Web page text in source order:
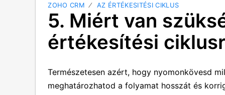
ZOHO CRM AZ ÉRTÉKESITÉSI CIKLUS
5. Miért van
értékesítési
Természetesen azért, hogy nyomonkövesd
meghatározhatod a folyamat hosszát és